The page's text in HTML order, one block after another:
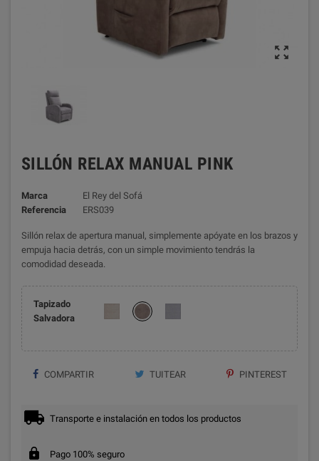

SILLÓN RELAX MANUAL PINK
Marca
El Rey del Sofá
Referencia
ERS039
Sillón relax de apertura manual, simplemente apóyate en los brazos y
empuja hacia detrás, con un simple movimiento tendrás la
comodidad deseada.
Tapizado
Salvadora
COMPARTIR TUITEAR PINTEREST
Transporte e instalación en todos los productos
Pago 100% seguro